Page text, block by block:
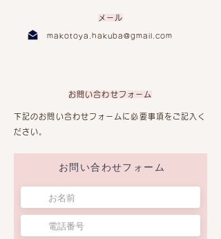
メール
makotoya.hakuba@gmail.com
お問い合わせフォーム
下記のお問い合わせフォームに必要事項をご記入く
ださい。
お問い合わせフォーム